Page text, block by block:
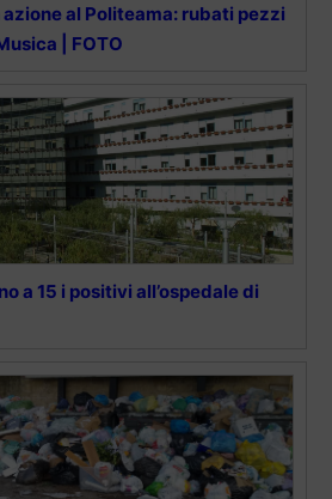
al Politeama: rubati pezzi
| FOTO
a 15 i positivi all’ospedale di